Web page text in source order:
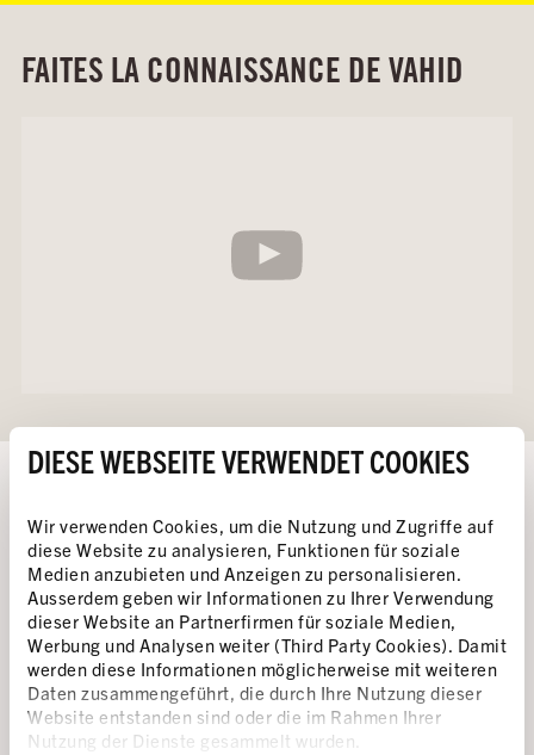
DIESE WEBSEITE VERWENDET COOKIES
Wir verwenden Cookies, um die Nutzung und Zugriffe auf
diese Website zu analysieren, Funktionen für soziale
Medien anzubieten und Anzeigen zu personalisieren.
Ausserdem geben wir Informationen zu Ihrer Verwendung
dieser Website an Partnerfirmen für soziale Medien,
Werbung und Analysen weiter (Third Party Cookies). Damit
werden diese Informationen möglicherweise mit weiteren
Daten zusammengeführt, die durch Ihre Nutzung dieser
Website entstanden sind oder die im Rahmen Ihrer
Nutzung der Dienste gesammelt wurden.
FAITES LA CONNAISSANCE DE VAHID
JOURS, J'AI CASSÉ UNE TASSE EN VERRE
ET AVEC ELLE, JE ME SUIS TAILLADÉ LE
COU (…). J'AI ÉTÉ DANS LE COMA
PENDANT TROIS JOURS. MALGRÉ CELA,
MALHEUREUSEMENT, PERSONNE N'A
ENTENDU MA VOIX».